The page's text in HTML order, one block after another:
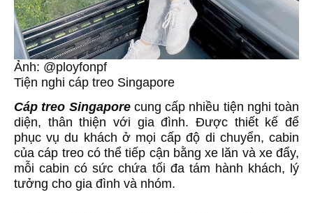
Ảnh: @ployfonpf
Tiện nghi cáp treo Singapore
Cáp treo Singaporecung cấp nhiều tiện nghi toàn
diện, thân thiện với gia đình. Được thiết kế để
phục vụ du khách ở mọi cấp độ di chuyển, cabin
của cáp treo có thể tiếp cận bằng xe lăn và xe đẩy,
mỗi cabin có sức chứa tối đa tám hành khách, lý
tưởng cho gia đình và nhóm.